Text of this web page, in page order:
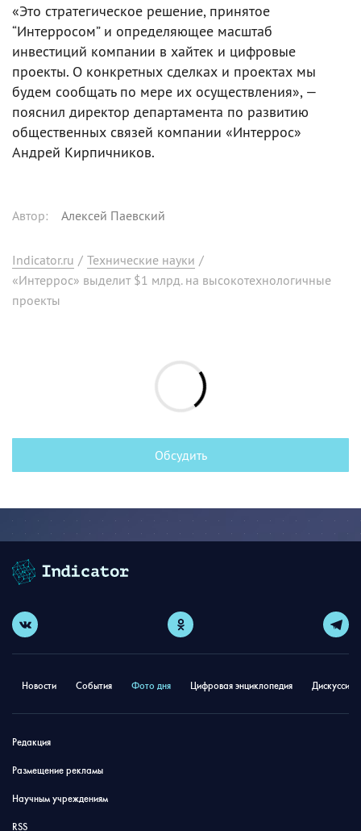
«Это стратегическое решение, принятое
“Интерросом” и определяющее масштаб
инвестиций компании в хайтек и цифровые
проекты. О конкретных сделках и проектах мы
будем сообщать по мере их осуществления», —
пояснил директор департамента по развитию
общественных связей компании «Интеррос»
Андрей Кирпичников.
Автор: Алексей Паевский
Indicator.ru / Технические науки /
«Интеррос» выделит $1 млрд. на высокотехнологичные
проекты
Обсудить
Новости События Фото дня Цифровая энциклопедия
Редакция
Размещение рекламы
Научным учреждениям
RSS